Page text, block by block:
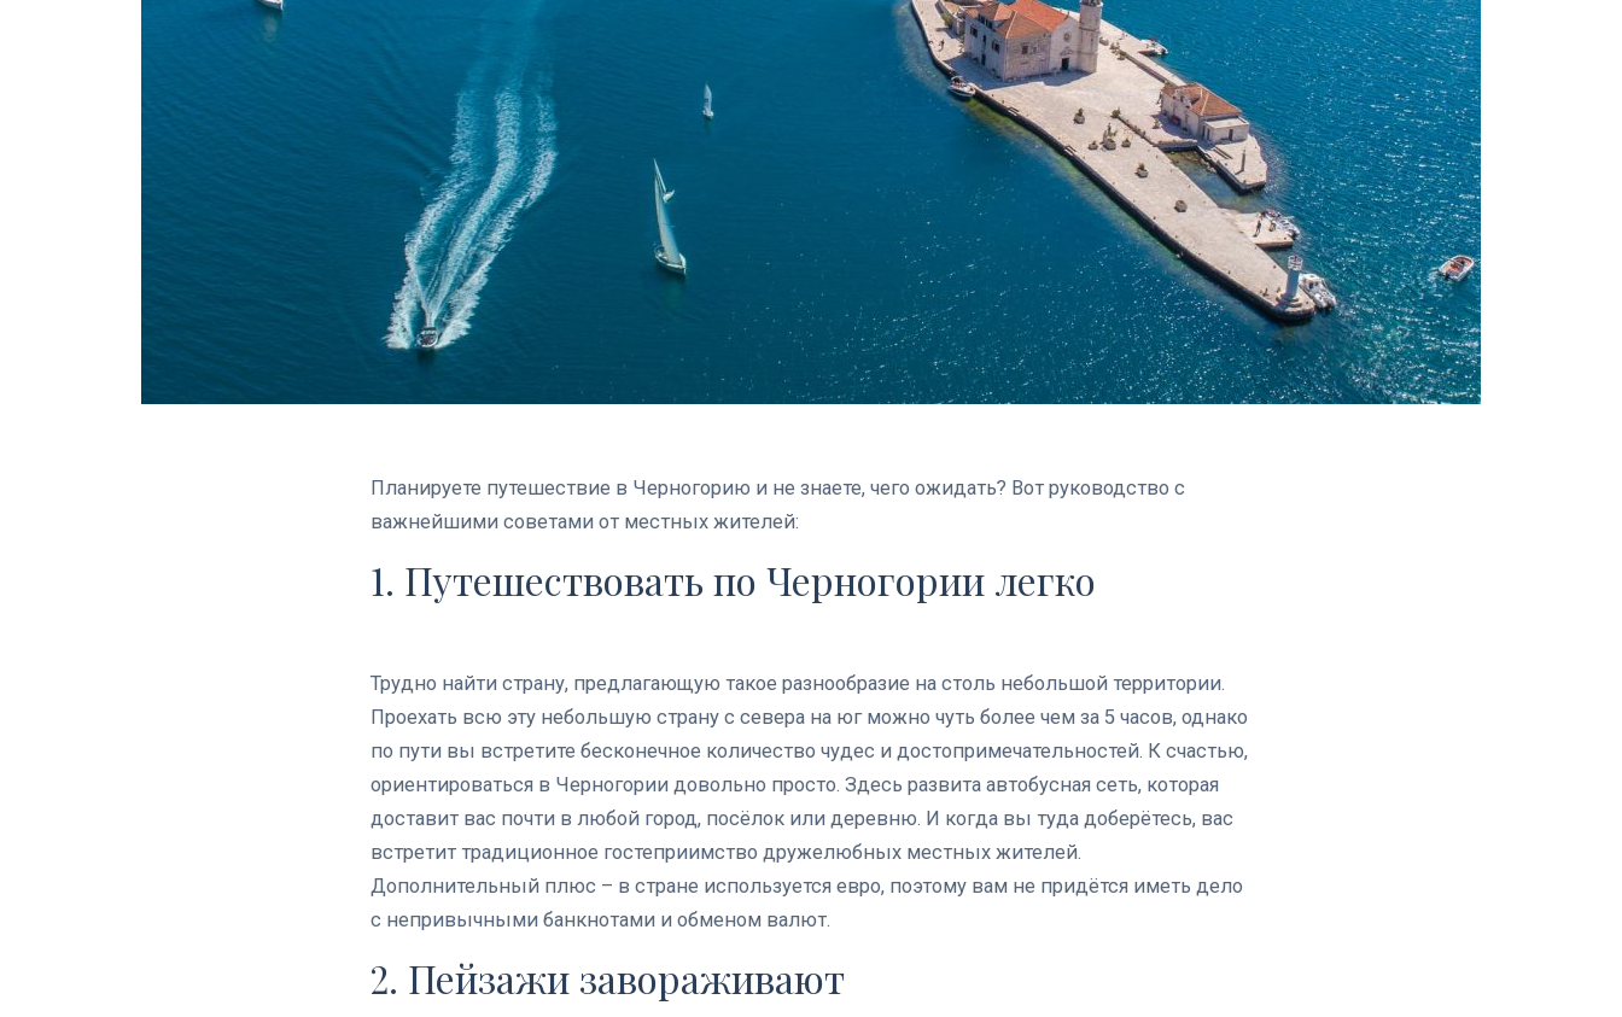
Планируете путешествие в Черногорию и не знаете, чего ожидать? Вот руководство с
важнейшими советами от местных жителей:
1. Путешествовать по Черногории легко
Трудно найти страну, предлагающую такое разнообразие на столь небольшой территории.
Проехать всю эту небольшую страну с севера на юг можно чуть более чем за 5 часов, однако
по пути вы встретите бесконечное количество чудес и достопримечательностей. К счастью,
ориентироваться в Черногории довольно просто. Здесь развита автобусная сеть, которая
доставит вас почти в любой город, посёлок или деревню. И когда вы туда доберётесь, вас
встретит традиционное гостеприимство дружелюбных местных жителей.
Дополнительный плюс – в стране используется евро, поэтому вам не придётся иметь дело
с непривычными банкнотами и обменом валют.
2. Пейзажи завораживают